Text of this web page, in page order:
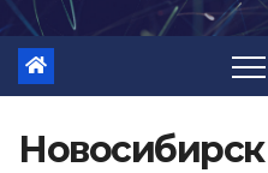
Новосибирск